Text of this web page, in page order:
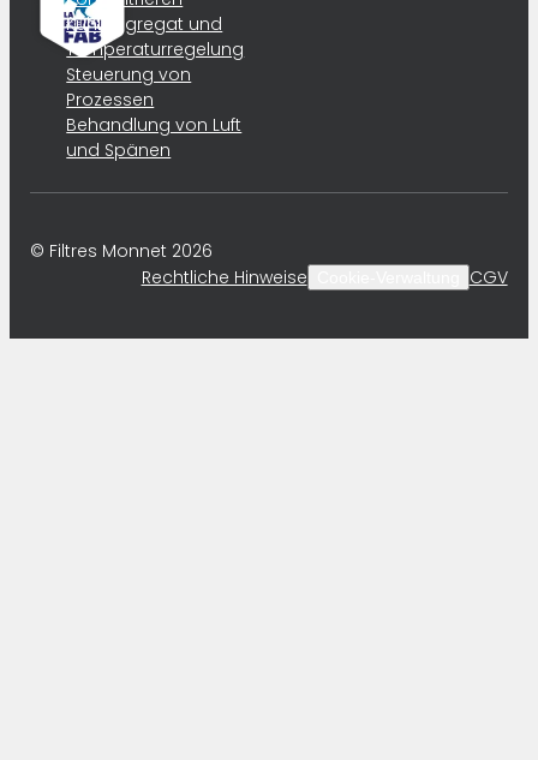
Kühlaggregat und
Temperaturregelung
Steuerung von
Prozessen
Behandlung von Luft
und Spänen
© Filtres Monnet 2026
Rechtliche Hinweise
CGV